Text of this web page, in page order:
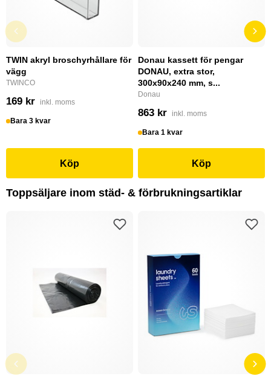
TWIN akryl broschyrhållare för
vägg
TWINCO
169 kr inkl. moms
Bara 3 kvar
Köp
Donau kassett för pengar
DONAU, extra stor,
300x90x240 mm, s...
Donau
863 kr inkl. moms
Bara 1 kvar
Köp
Toppsäljare inom städ- & förbrukningsartiklar